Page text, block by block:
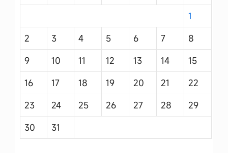
1
2
3 4 5 6 7
8
9
10 11 12 13 14
15
16
17 18 19 20 21
22
23
24 25 26 27 28
29
30
31